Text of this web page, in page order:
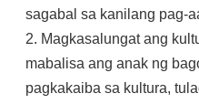
sagabal sa kanilang pag-
2. Magkasalungat ang
mabalisa ang anak ng
pagkakaiba sa kultura,